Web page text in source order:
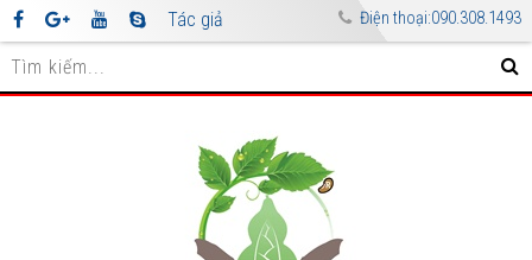
Tác giả Điện thoại:090.308.1493